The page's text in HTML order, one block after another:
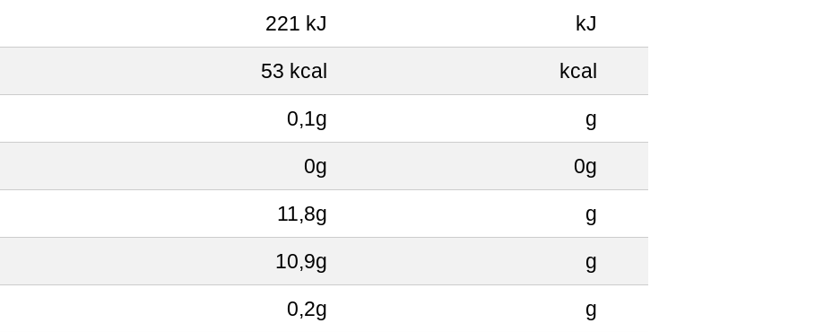
221 kJ kJ
53 kcal kcal
0,1g g
0g 0g
11,8g g
10,9g g
0,2g g